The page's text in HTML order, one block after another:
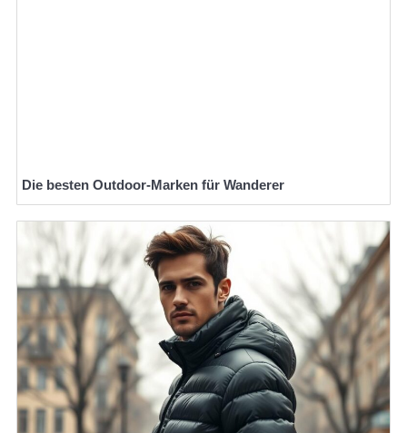
Die besten Outdoor-Marken für Wanderer